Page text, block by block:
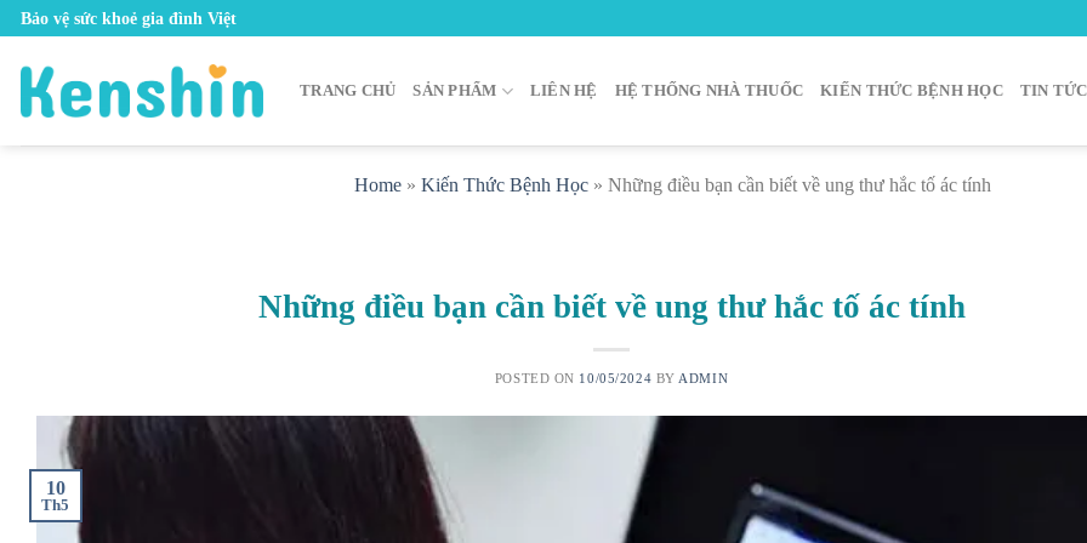
Skip
content
Bảo vệ sức khoẻ gia đình Việt
TRANG CHỦ SẢN PHẨM LIÊN HỆ HỆ THỐNG NHÀ THUỐC KIẾN THỨC BỆNH HỌC TIN TỨC
Home » Kiến Thức Bệnh Học » Những điều bạn cần biết về ung thư hắc tố ác tính
Những điều bạn cần biết về ung thư hắc tố ác tính
POSTED ON 10/05/2024 BY ADMIN
10
Th5